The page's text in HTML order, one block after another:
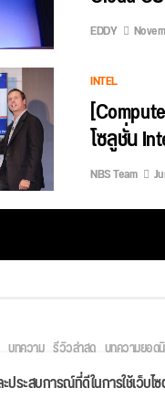
EDDY
INTEL
โซลูชั่น
NBS Team
บทความ รีวิวล่าสุด บทความยอด
ประสบการณ์ที่ดีในการใช้เว็